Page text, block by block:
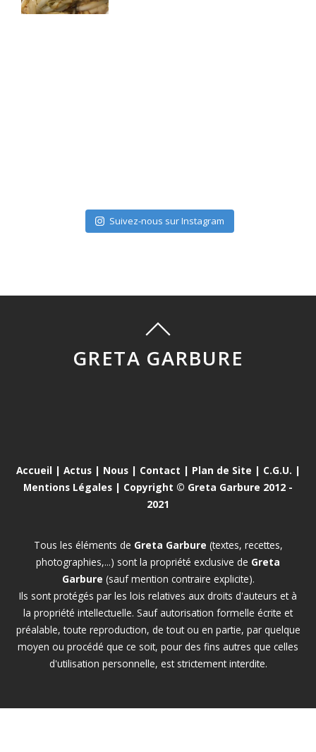
Suivez-nous sur Instagram
GRETA GARBURE
Accueil | Actus| Nous| Contact | Plan de Site | C.G.U. |
Mentions Légales | Copyright © Greta Garbure 2012 -
2021
Tous les éléments de Greta Garbure (textes, recettes,
photographies,...) sont la propriété exclusive de Greta
Garbure (sauf mention contraire explicite).
Ils sont protégés par les lois relatives aux droits d'auteurs et à
la propriété intellectuelle. Sauf autorisation formelle écrite et
préalable, toute reproduction, de tout ou en partie, par quelque
moyen ou procédé que ce soit, pour des fins autres que celles
d'utilisation personnelle, est strictement interdite.